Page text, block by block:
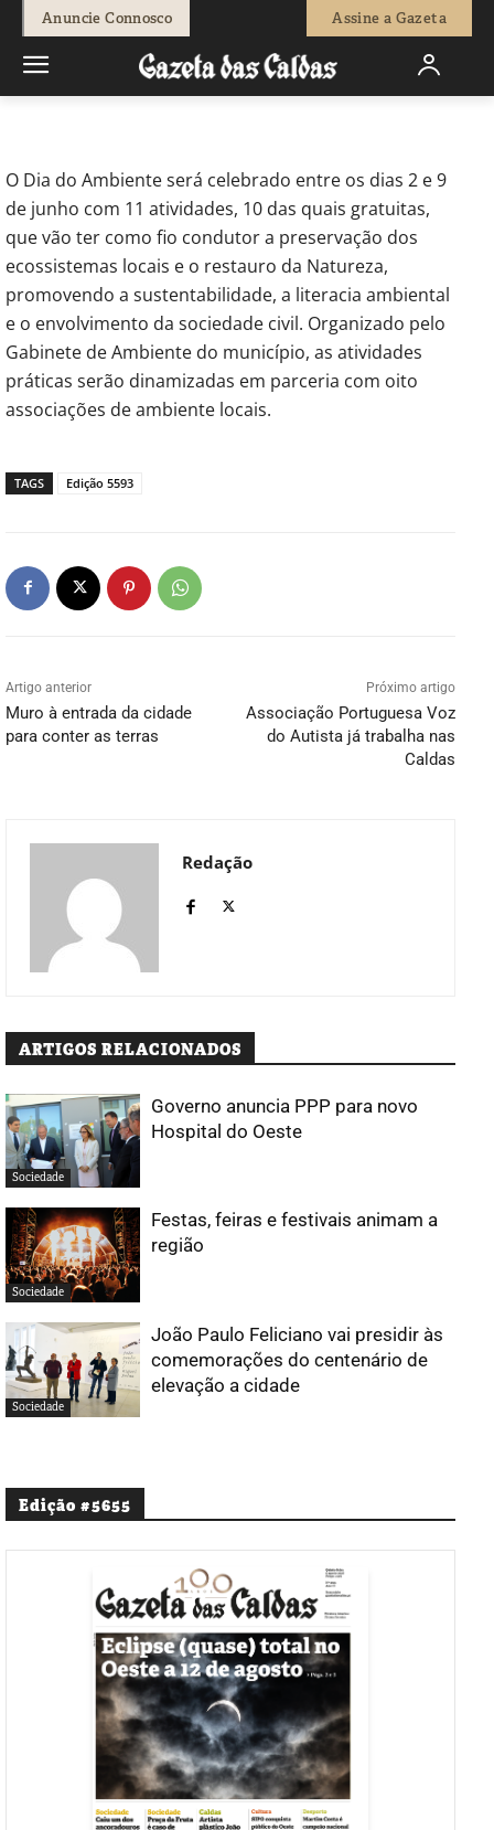
Anuncie Connosco Assine a Gazeta
Redação - 29 de Maio, 2025 0
O Dia do Ambiente será celebrado entre os dias 2 e 9
de junho com 11 atividades, 10 das quais gratuitas,
que vão ter como fio condutor a preservação dos
ecossistemas locais e o restauro da Natureza,
promovendo a sustentabilidade, a literacia ambiental
e o envolvimento da sociedade civil. Organizado pelo
Gabinete de Ambiente do município, as atividades
práticas serão dinamizadas em parceria com oito
associações de ambiente locais.
TAGS Edição 5593
Artigo anterior
Muro à entrada da cidade
para conter as terras
Próximo artigo
Associação Portuguesa Voz
do Autista já trabalha nas
Caldas
Redação
ARTIGOS RELACIONADOS
Sociedade
Governo anuncia PPP para novo
Hospital do Oeste
Sociedade
Festas, feiras e festivais animam a
região
Sociedade
João Paulo Feliciano vai presidir às
comemorações do centenário de
elevação a cidade
Edição #5655